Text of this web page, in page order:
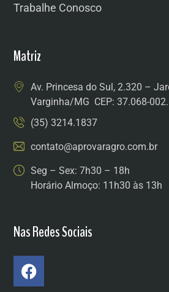
Trabalhe Conosco
Matriz
Av. Princesa do Sul, 2.320 –
Varginha/MG CEP: 37.068-002.
(35) 3214.1837
contato@aprovaragro.com.br
Seg – Sex: 7h30 – 18h
Horário Almoço: 11h30 às 13h
Nas Redes Sociais